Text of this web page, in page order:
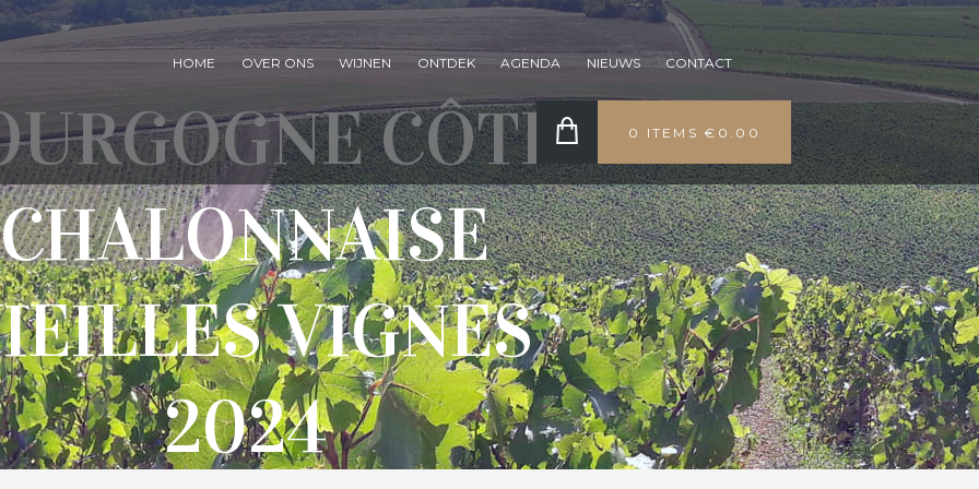
HOME OVER ONS WIJNEN ONTDEK AGENDA NIEUWS CONTACT
0 ITEMS €0.00
CÔTE
CHALONNAISE
VIGNES
2024